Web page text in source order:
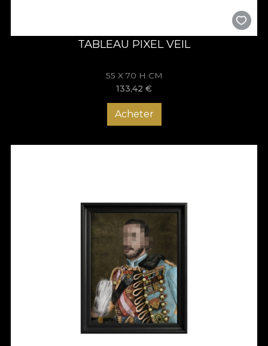
TABLEAU PIXEL VEIL
55 X 70 H CM
133,42 €
Acheter